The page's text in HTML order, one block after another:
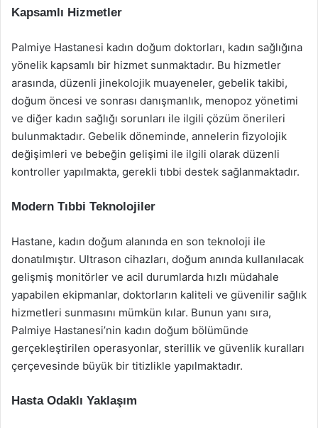
Kapsamlı Hizmetler
Palmiye Hastanesi kadın doğum doktorları, kadın sağlığına
yönelik kapsamlı bir hizmet sunmaktadır. Bu hizmetler
arasında, düzenli jinekolojik muayeneler, gebelik takibi,
doğum öncesi ve sonrası danışmanlık, menopoz yönetimi
ve diğer kadın sağlığı sorunları ile ilgili çözüm önerileri
bulunmaktadır. Gebelik döneminde, annelerin fizyolojik
değişimleri ve bebeğin gelişimi ile ilgili olarak düzenli
kontroller yapılmakta, gerekli tıbbi destek sağlanmaktadır.
Modern Tıbbi Teknolojiler
Hastane, kadın doğum alanında en son teknoloji ile
donatılmıştır. Ultrason cihazları, doğum anında kullanılacak
gelişmiş monitörler ve acil durumlarda hızlı müdahale
yapabilen ekipmanlar, doktorların kaliteli ve güvenilir sağlık
hizmetleri sunmasını mümkün kılar. Bunun yanı sıra,
Palmiye Hastanesi’nin kadın doğum bölümünde
gerçekleştirilen operasyonlar, sterillik ve güvenlik kuralları
çerçevesinde büyük bir titizlikle yapılmaktadır.
Hasta Odaklı Yaklaşım